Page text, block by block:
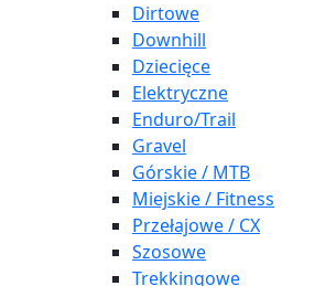
Dirtowe
Downhill
Dziecięce
Elektryczne
Enduro/Trail
Gravel
Górskie / MTB
Miejskie / Fitness
Przełajowe / CX
Szosowe
Trekkingowe